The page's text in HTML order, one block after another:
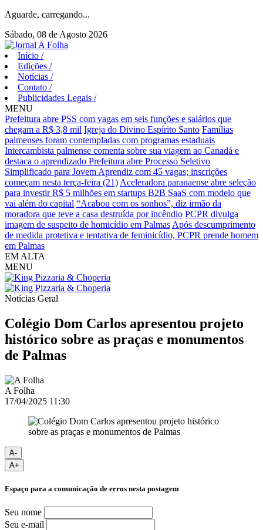
Aguarde, carregando...
Sábado, 08 de Agosto 2026
Início /
Edições /
Notícias /
Contato /
Publicidades Legais /
MENU
Prefeitura abre PSS com vagas em seis funções e salários que
chegam a R$ 3,8 mil Igreja do Divino Espírito Santo Famílias
palmenses foram contempladas com programas estaduais
Intercambista palmense comenta sobre sua viagem ao Canadá e
destaca o aprendizado Prefeitura abre Processo Seletivo
Simplificado para Jovem Aprendiz com 45 vagas; inscrições
começam nesta terça-feira (21) Aceleradora paranaense abre seleção
para investir R$ 5 milhões em startups B2B SaaS com modelo que
vai além do capital “Acabou com os sonhos”, diz irmão da
moradora que teve a casa destruída por incêndio PCPR divulga
imagem de suspeito de homicídio em Palmas Após descumprimento
de medida protetiva e tentativa de feminicídio, PCPR prende homem
em Palmas
EM ALTA
MENU
Notícias Geral
Colégio Dom Carlos apresentou projeto
histórico sobre as praças e monumentos
de Palmas
A Folha
17/04/2025 11:30
A-
A+
Espaço para a comunicação de erros nesta postagem
Seu nome
Seu e-mail